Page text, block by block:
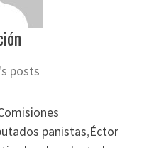
posts
panistas,Éctor